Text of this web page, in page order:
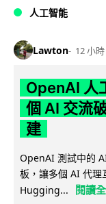
人工智能
Lawton 12 小時
OpenAI 人
個 AI 交流
建
OpenAI 測試中的
板，讓多個 AI 代理
Hugging...
閱讀